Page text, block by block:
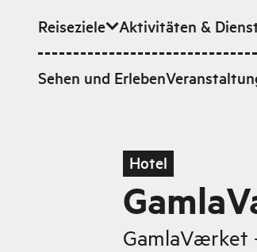
Zum Hauptinhalt
Reiseziele Aktivitäten &
Sehen und Erleben
Hotel
GamlaVærket